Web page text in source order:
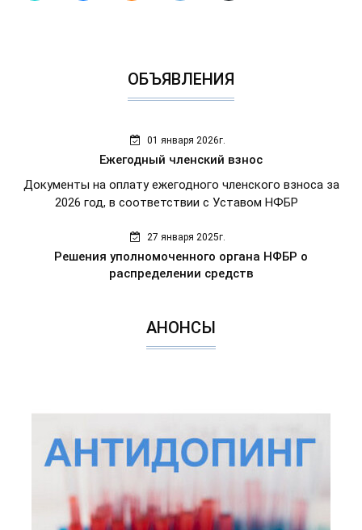
ОБЪЯВЛЕНИЯ
01 января 2026г.
Ежегодный членский взнос
Документы на оплату ежегодного членского взноса за
2026 год, в соответствии с Уставом НФБР
27 января 2025г.
Решения уполномоченного органа НФБР о
распределении средств
АНОНСЫ